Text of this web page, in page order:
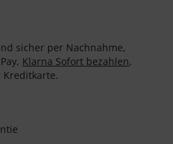
sicher per Nachnahme,
Klarna Sofort bezahlen,
Kreditkarte.